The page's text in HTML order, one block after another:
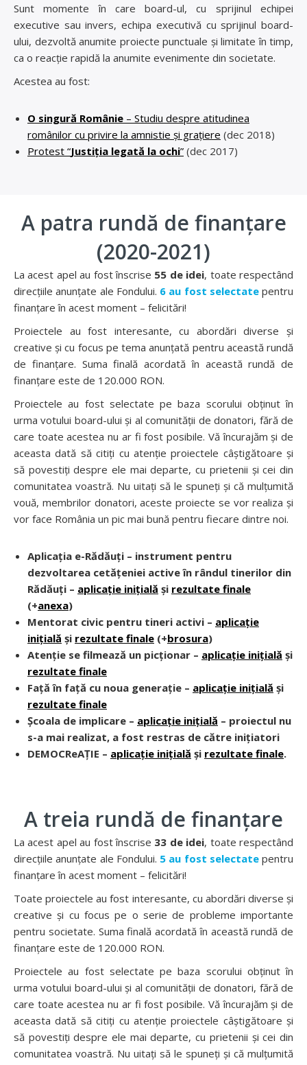
Sunt momente în care board-ul, cu sprijinul echipei
executive sau invers, echipa executivă cu sprijinul board-
ului, dezvoltă anumite proiecte punctuale și limitate în timp,
ca o reacție rapidă la anumite evenimente din societate.
Acestea au fost:
O singură Românie – Studiu despre atitudinea
românilor cu privire la amnistie și grațiere (dec 2018)
Protest “Justiția legată la ochi” (dec 2017)
A patra rundă de finanțare
(2020-2021)
La acest apel au fost înscrise 55 de idei, toate respectând
direcțiile anunțate ale Fondului. 6 au fost selectatepentru
finanțare în acest moment – felicitări!
Proiectele au fost interesante, cu abordări diverse și
creative și cu focus pe tema anunțată pentru această rundă
de finanțare. Suma finală acordată în această rundă de
finanțare este de 120.000 RON.
Proiectele au fost selectate pe baza scorului obținut în
urma votului board-ului și al comunității de donatori, fără de
care toate acestea nu ar fi fost posibile. Vă încurajăm și de
aceasta dată să citiți cu atenție proiectele câștigătoare și
să povestiți despre ele mai departe, cu prietenii și cei din
comunitatea voastră. Nu uitați să le spuneți și că mulțumită
vouă, membrilor donatori, aceste proiecte se vor realiza și
vor face România un pic mai bună pentru fiecare dintre noi.
Aplicația e-Rădăuți – instrument pentru
dezvoltarea cetățeniei active în rândul tinerilor din
Rădăuți – aplicație inițială și rezultate finale
(+anexa)
Mentorat civic pentru tineri activi – aplicație
inițială și rezultate finale (+brosura)
Atenție se filmează un picționar – aplicație inițială și
rezultate finale
Față în față cu noua generație – aplicație inițială și
rezultate finale
Școala de implicare – aplicație inițială – proiectul nu
s-a mai realizat, a fost restras de către inițiatori
DEMOCReAȚIE – aplicație inițială și rezultate finale.
A treia rundă de finanțare
La acest apel au fost înscrise 33 de idei, toate respectând
direcțiile anunțate ale Fondului. 5 au fost selectatepentru
finanțare în acest moment – felicitări!
Toate proiectele au fost interesante, cu abordări diverse și
creative și cu focus pe o serie de probleme importante
pentru societate. Suma finală acordată în această rundă de
finanțare este de 120.000 RON.
Proiectele au fost selectate pe baza scorului obținut în
urma votului board-ului și al comunității de donatori, fără de
care toate acestea nu ar fi fost posibile. Vă încurajăm și de
aceasta dată să citiți cu atenție proiectele câștigătoare și
să povestiți despre ele mai departe, cu prietenii și cei din
comunitatea voastră. Nu uitați să le spuneți și că mulțumită